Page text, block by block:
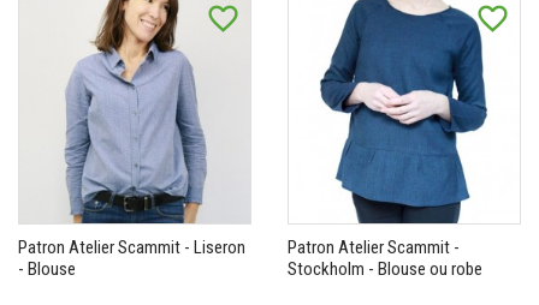
favorite_border
Patron Atelier Scammit - Liseron
- Blouse
favorite_border
Patron Atelier Scammit -
Stockholm - Blouse ou robe